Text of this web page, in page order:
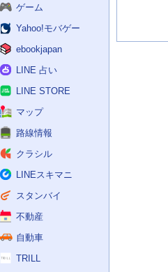
ゲーム
Yahoo!モバゲー
ebookjapan
LINE 占い
LINE STORE
マップ
路線情報
クラシル
LINEスキマニ
スタンバイ
不動産
自動車
TRILL